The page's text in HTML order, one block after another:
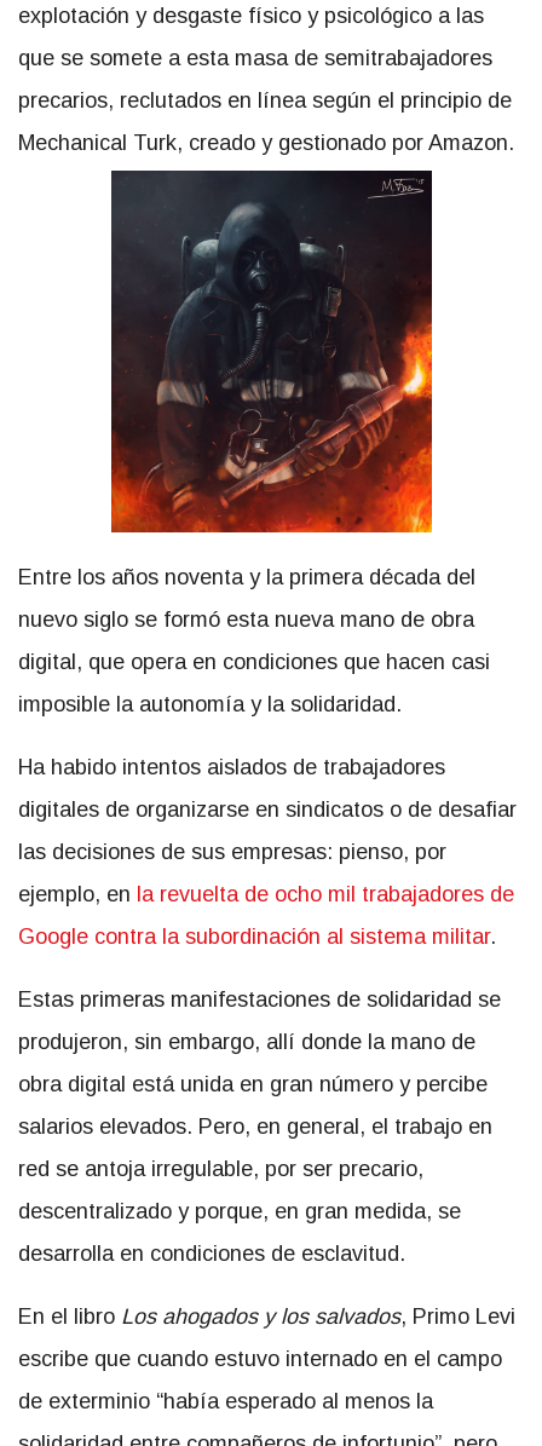
explotación y desgaste físico y psicológico a las
que se somete a esta masa de semitrabajadores
precarios, reclutados en línea según el principio de
Mechanical Turk, creado y gestionado por Amazon.
Entre los años noventa y la primera década del
nuevo siglo se formó esta nueva mano de obra
digital, que opera en condiciones que hacen casi
imposible la autonomía y la solidaridad.
Ha habido intentos aislados de trabajadores
digitales de organizarse en sindicatos o de desafiar
las decisiones de sus empresas: pienso, por
ejemplo, en la revuelta de ocho mil trabajadores de
Google contra la subordinación al sistema militar.
Estas primeras manifestaciones de solidaridad se
produjeron, sin embargo, allí donde la mano de
obra digital está unida en gran número y percibe
salarios elevados. Pero, en general, el trabajo en
red se antoja irregulable, por ser precario,
descentralizado y porque, en gran medida, se
desarrolla en condiciones de esclavitud.
En el libro Los ahogados y los salvados, Primo Levi
escribe que cuando estuvo internado en el campo
de exterminio “había esperado al menos la